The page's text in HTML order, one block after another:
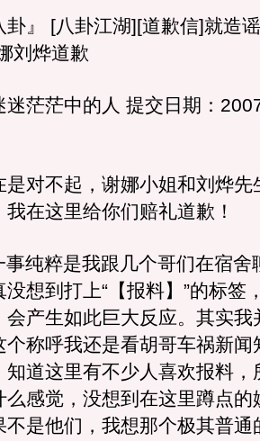
[八卦江湖][道歉信]就造谣
刘烨道歉
茫茫中的人 提交日期：
起，谢娜小姐和刘烨先
在这里给你们赔礼道歉！
粹是我跟几个哥们在宿舍
想到打上“【报料】”的标签
会产生如此巨大反应。其实我
个称呼我还是看胡哥车祸新闻
知道这里有不少人喜欢报料，
么感觉，没想到在这里蹲点的
不是他们，我想那个极其普通